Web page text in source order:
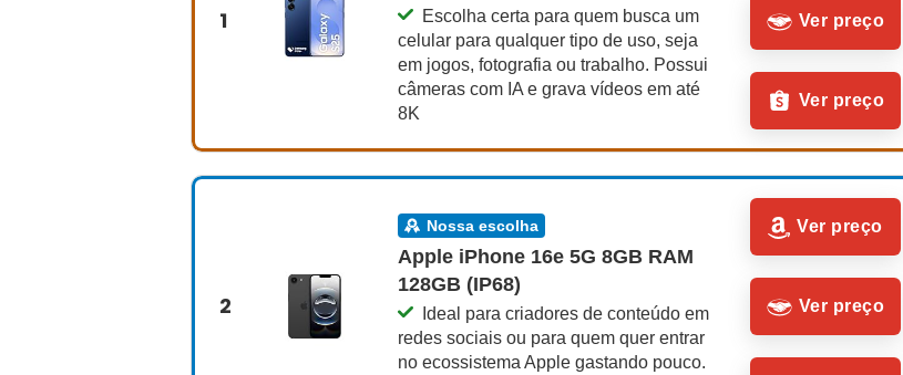
1
Escolha certa para quem busca um
celular para qualquer tipo de uso, seja
em jogos, fotografia ou trabalho. Possui
câmeras com IA e grava vídeos em até
8K
Ver preço
Ver preço
2
nossa escolha
Apple iPhone 16e 5G 8GB RAM
128GB (IP68)
Ideal para criadores de conteúdo em
redes sociais ou para quem quer entrar
no ecossistema Apple gastando pouco.
Ver preço
Ver preço